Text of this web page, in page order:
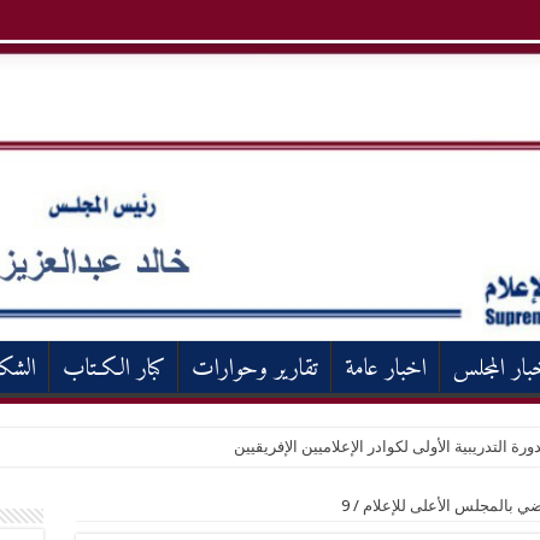
المجلس اخبار عامة تقارير وحوارات كبار الكـتاب
التدريبية الأولى لكوادر الإعلاميين الإفريقيين
بالمجلس الأعلى للإعلام /
9